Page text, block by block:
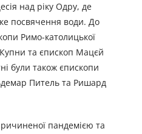
над ріку Одру, де
посвячення води. До
Римо-католицької
та єпископ Мацєй
були також єпископи
Питель та Ришард
пандемією та